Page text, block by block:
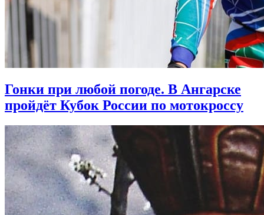
Гонки при любой погоде. В Ангарске
пройдёт Кубок России по мотокроссу